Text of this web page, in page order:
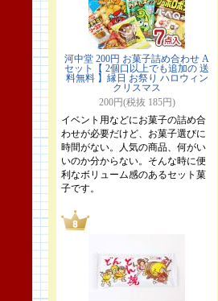
河中堂 200円 お菓子詰め合わせ A
セット【 2個口以上でも追加の 送
料無料 】縁日 お祭り ハロウィン
クリスマス
200円(税抜 185円)
イベント用などにお菓子の詰め合
わせが必要だけど、お菓子選びに
時間がない。人気の商品、何がい
いのか分からない。そんな時に便
利なボリューム感のあるセット菓
子です。